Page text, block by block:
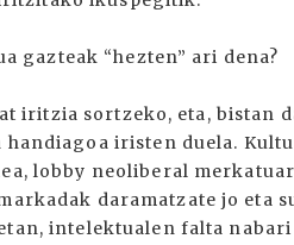
gazteak “hezten” ari dena?
iritzia sortzeko, eta, bistan
iristen duela.
lobby neoliberal
daramatzate jo eta
intelektualen falta nabari